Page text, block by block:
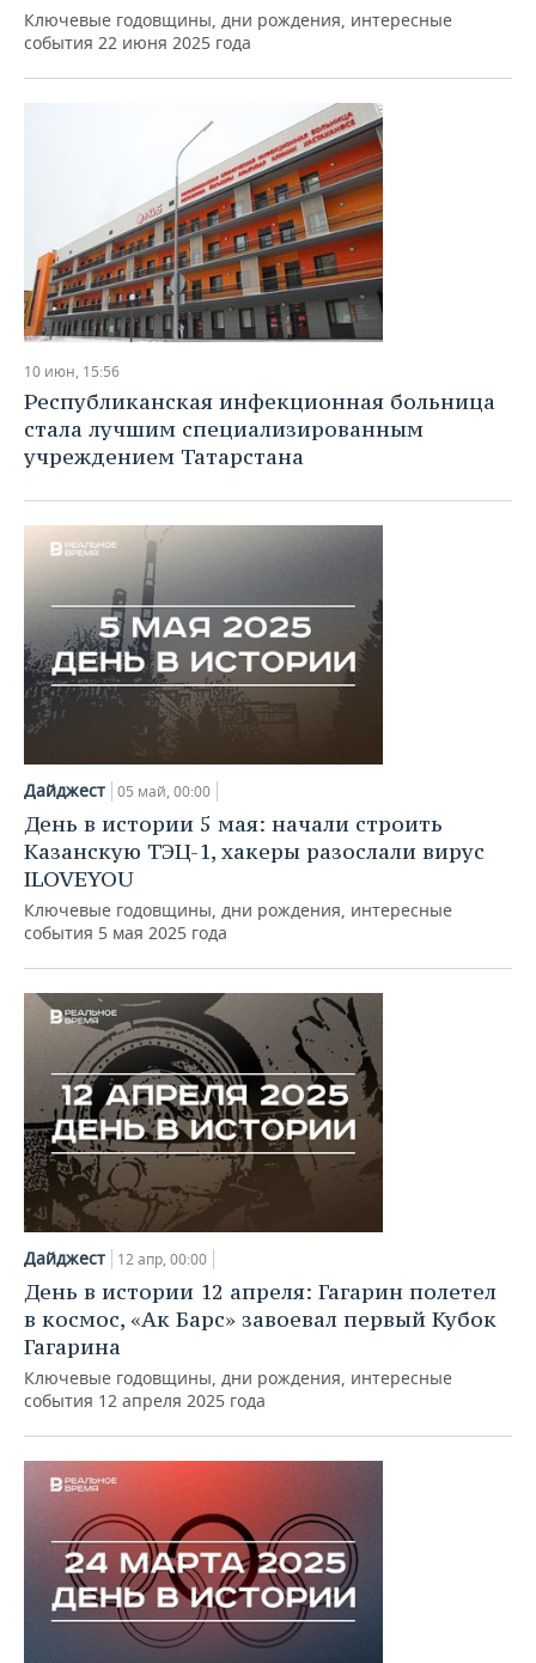
Ключевые годовщины, дни рождения, интересные
события 22 июня 2025 года
10 июн, 15:56
Республиканская инфекционная больница
стала лучшим специализированным
учреждением Татарстана
Дайджест 05 май, 00:00
День в истории 5 мая: начали строить
Казанскую ТЭЦ-1, хакеры разослали вирус
ILOVEYOU
Ключевые годовщины, дни рождения, интересные
события 5 мая 2025 года
Дайджест 12 апр, 00:00
День в истории 12 апреля: Гагарин полетел
в космос, «Ак Барс» завоевал первый Кубок
Гагарина
Ключевые годовщины, дни рождения, интересные
события 12 апреля 2025 года